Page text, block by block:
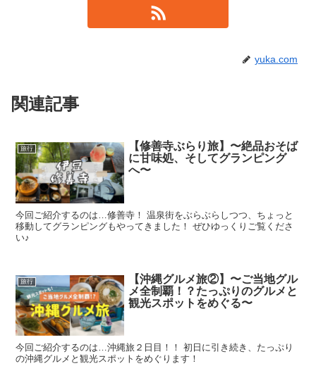
yuka.com
関連記事
旅行
【修善寺ぶらり旅】〜絶品おそば
に甘味処、そしてグランピング
へ〜
今回ご紹介するのは…修善寺！ 温泉街をぶらぶらしつつ、ちょっと
移動してグランピングもやってきました！ ぜひゆっくりご覧くださ
い♪
旅行
【沖縄グルメ旅②】〜ご当地グル
メ全制覇！？たっぷりのグルメと
観光スポットをめぐる〜
今回ご紹介するのは…沖縄旅２日目！！ 初日に引き続き、たっぷり
の沖縄グルメと観光スポットをめぐります！